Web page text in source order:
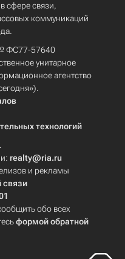
сфере связи,
коммуникаций
ФС77-57640
унитарное
агентство
технологий
realty@ria.ru
и рекламы
связи
обо всех
формой обратной